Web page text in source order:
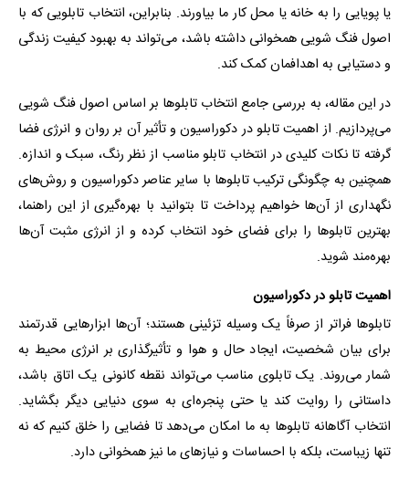
یا پویایی را به خانه یا محل کار ما بیاورند. بنابراین، انتخاب تابلویی که با
اصول فنگ شویی همخوانی داشته باشد، می‌تواند به بهبود کیفیت زندگی
و دستیابی به اهدافمان کمک کند.
در این مقاله، به بررسی جامع انتخاب تابلوها بر اساس اصول فنگ شویی
می‌پردازیم. از اهمیت تابلو در دکوراسیون و تأثیر آن بر روان و انرژی فضا
گرفته تا نکات کلیدی در انتخاب تابلو مناسب از نظر رنگ، سبک و اندازه.
همچنین به چگونگی ترکیب تابلوها با سایر عناصر دکوراسیون و روش‌های
نگهداری از آن‌ها خواهیم پرداخت تا بتوانید با بهره‌گیری از این راهنما،
بهترین تابلوها را برای فضای خود انتخاب کرده و از انرژی مثبت آن‌ها
بهره‌مند شوید.
اهمیت تابلو در دکوراسیون
تابلوها فراتر از صرفاً یک وسیله تزئینی هستند؛ آن‌ها ابزارهایی قدرتمند
برای بیان شخصیت، ایجاد حال و هوا و تأثیرگذاری بر انرژی محیط به
شمار می‌روند. یک تابلوی مناسب می‌تواند نقطه کانونی یک اتاق باشد،
داستانی را روایت کند یا حتی پنجره‌ای به سوی دنیایی دیگر بگشاید.
انتخاب آگاهانه تابلوها به ما امکان می‌دهد تا فضایی را خلق کنیم که نه
تنها زیباست، بلکه با احساسات و نیازهای ما نیز همخوانی دارد.